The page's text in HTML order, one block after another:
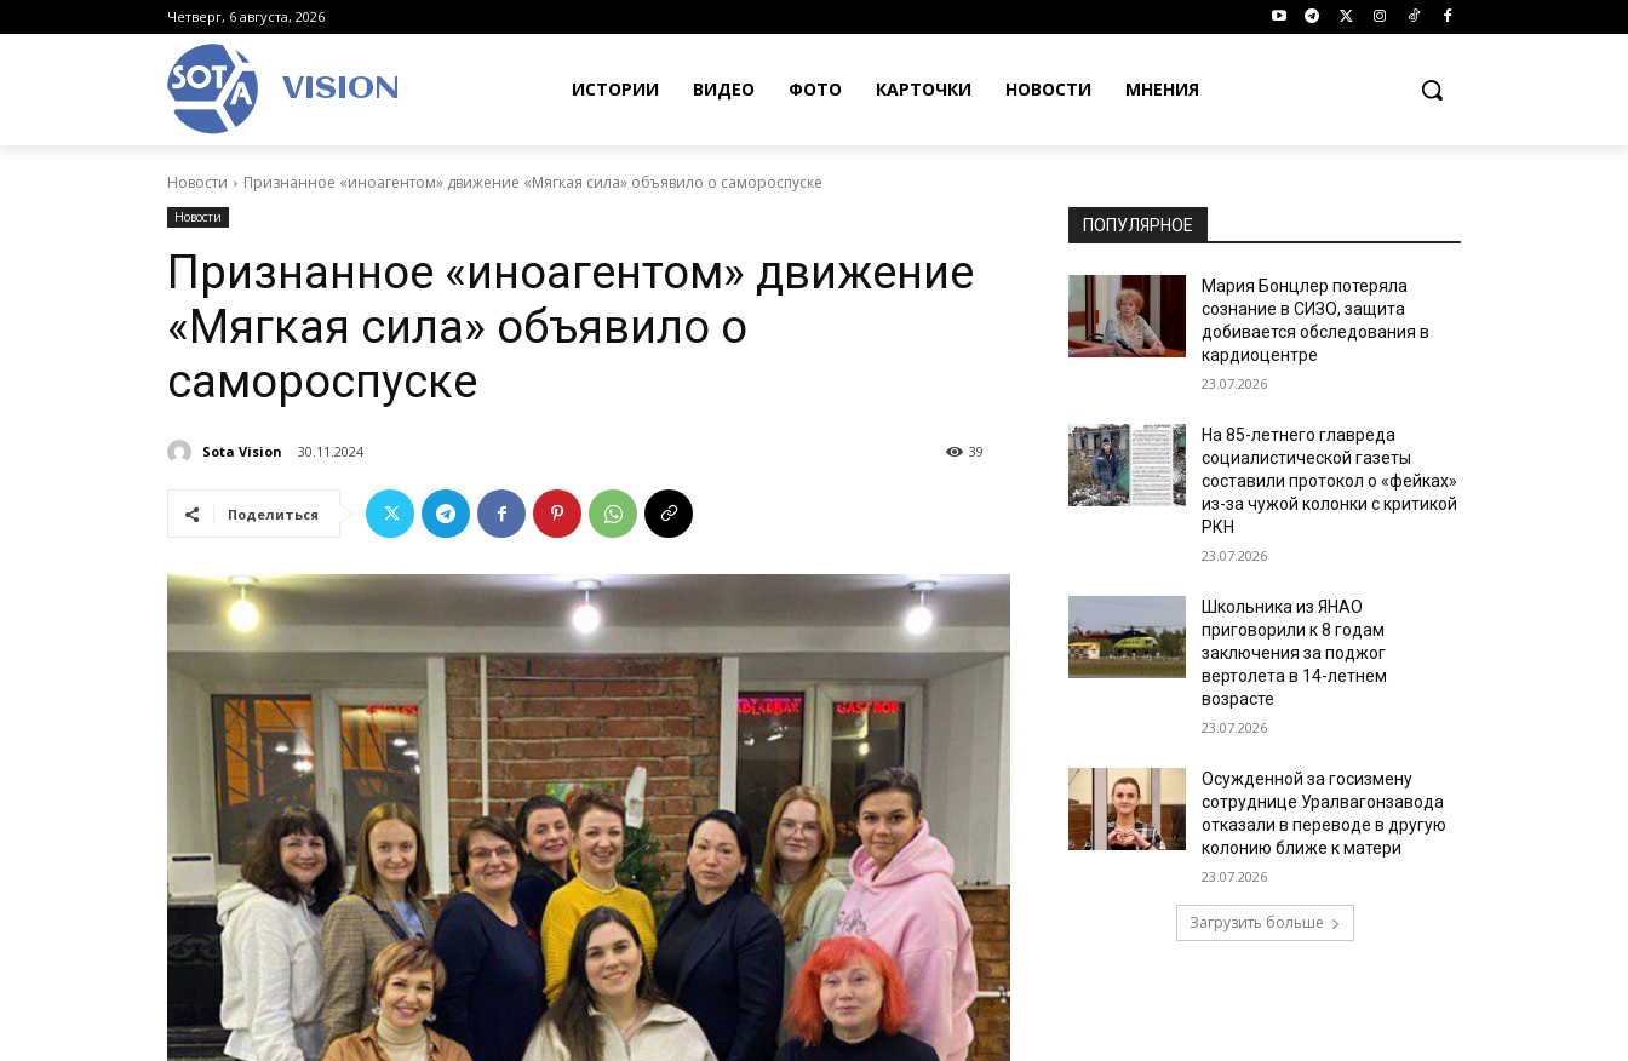
Четверг, 6 августа, 2026
VISION ИСТОРИИ ВИДЕО ФОТО КАРТОЧКИ НОВОСТИ МНЕНИЯ
Новости Признанное «иноагентом» движение «Мягкая сила» объявило о самороспуске
Новости
Признанное «иноагентом» движение
«Мягкая сила» объявило о
самороспуске
Sota Vision 30.11.2024 39
Поделиться
ПОПУЛЯРНОЕ
Мария Бонцлер потеряла
сознание в СИЗО, защита
добивается обследования в
кардиоцентре
23.07.2026
На 85-летнего главреда
социалистической газеты
составили протокол о «фейках»
из-за чужой колонки с критикой
РКН
23.07.2026
Школьника из ЯНАО
приговорили к 8 годам
заключения за поджог
вертолета в 14-летнем
возрасте
23.07.2026
Осужденной за госизмену
сотруднице Уралвагонзавода
отказали в переводе в другую
колонию ближе к матери
23.07.2026
Загрузить больше